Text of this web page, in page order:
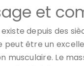
et
depuis des
peut être un
musculaire. Le